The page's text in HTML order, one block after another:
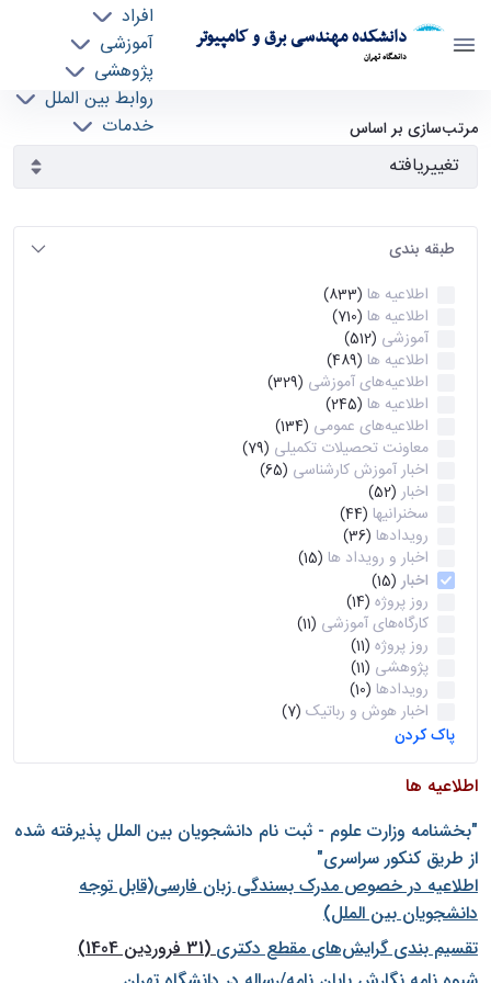
دانشکده مهندسی برق و کامپیوتر
دانشگاه تهران
افراد
آموزشی
پژوهشی
روابط بین الملل
خدمات
آرشیو اطلاعیه ها - ece- دانشکده مهندسی برق و
کامپیوتر
مرتب‌سازی بر اساس
طبقه بندی
اطلاعیه ها (833)
اطلاعیه ها (710)
آموزشی (512)
اطلاعیه ها (489)
اطلاعیه‌های‌ آموزشی (329)
اطلاعیه ها (245)
اطلاعیه‌های عمومی (134)
معاونت تحصیلات تکمیلی (79)
اخبار آموزش کارشناسی (65)
اخبار (52)
سخنرانیها (44)
رویدادها (36)
اخبار و رویداد ها (15)
اخبار (15)
روز پروژه (14)
کارگاه‌های آموزشی (11)
روز پروژه (11)
پژوهشی (11)
رویدادها (10)
اخبار هوش و رباتیک (7)
پاک کردن
اطلاعیه ها
"بخشنامه وزارت علوم - ثبت نام دانشجويان بين الملل پذيرفته شده
از طريق كنكور سراسری"
اطلاعیه در خصوص مدرک بسندگی زبان فارسی(قابل توجه
دانشجویان بین الملل)
تقسیم بندی گرایش‌های مقطع دکتری(31 فروردین 1404)